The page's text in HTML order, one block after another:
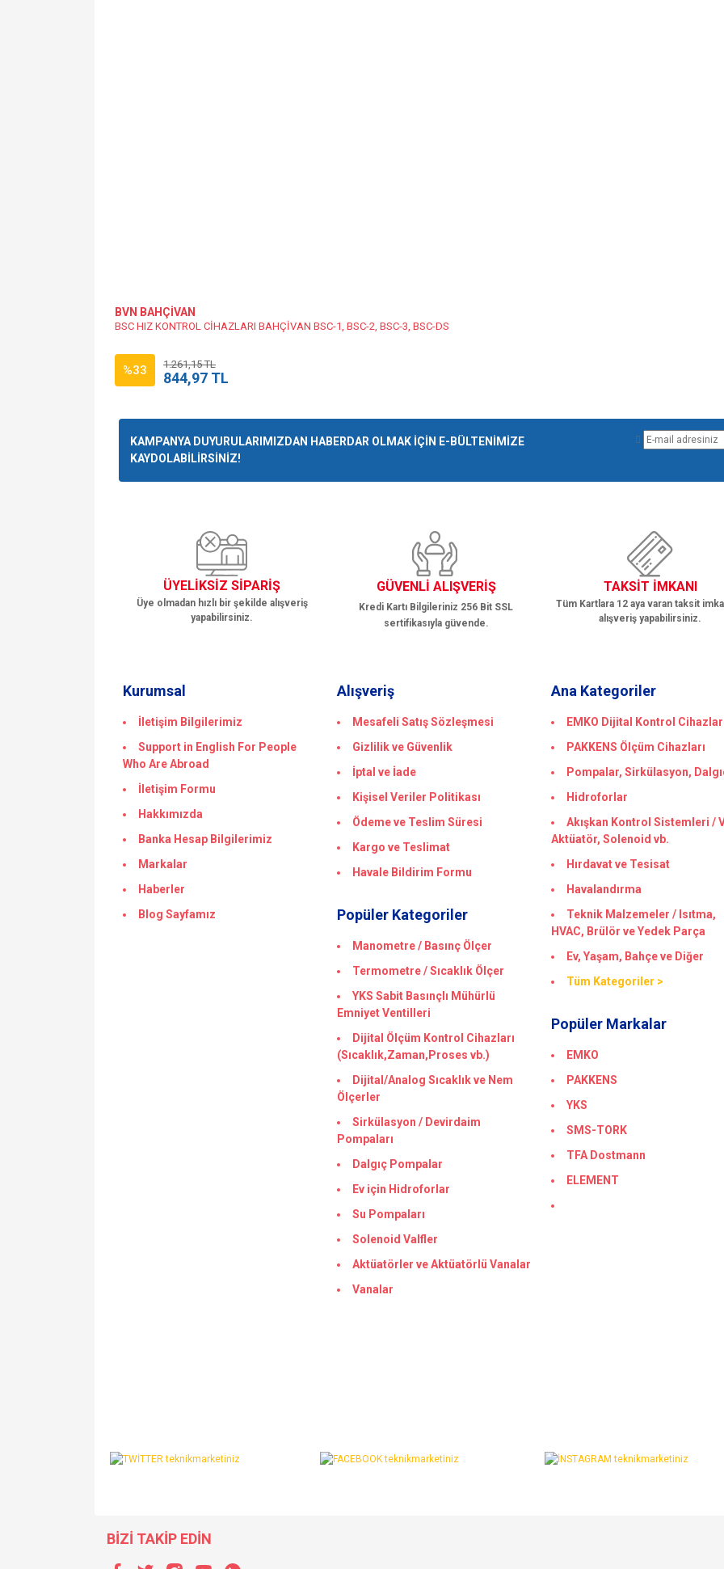
BVN BAHÇİVAN
BSC HIZ KONTROL CİHAZLARI BAHÇİVAN BSC-1, BSC-2, BSC-3, BSC-DS
%33 1.261,15 TL
844,97 TL
KAMPANYA DUYURULARIMIZDAN HABERDAR OLMAK İÇİN E-BÜLTENİMİZE
KAYDOLABİLİRSİNİZ!
ÜYELİKSİZ SİPARİŞ
Üye olmadan hızlı bir şekilde alışveriş
yapabilirsiniz.
GÜVENLİ ALIŞVERİŞ
Kredi Kartı Bilgileriniz 256 Bit SSL
sertifikasıyla güvende.
TAKSİT İMKANI
Tüm Kartlara 12 aya varan taksit
alışveriş yapabilirsiniz.
Kurumsal
İletişim Bilgilerimiz
Support in English For People
Who Are Abroad
İletişim Formu
Hakkımızda
Banka Hesap Bilgilerimiz
Markalar
Haberler
Blog Sayfamız
Alışveriş
Mesafeli Satış Sözleşmesi
Gizlilik ve Güvenlik
İptal ve İade
Kişisel Veriler Politikası
Ödeme ve Teslim Süresi
Kargo ve Teslimat
Havale Bildirim Formu
Popüler Kategoriler
Manometre / Basınç Ölçer
Termometre / Sıcaklık Ölçer
YKS Sabit Basınçlı Mühürlü
Emniyet Ventilleri
Dijital Ölçüm Kontrol Cihazları
(Sıcaklık,Zaman,Proses vb.)
Dijital/Analog Sıcaklık ve Nem
Ölçerler
Sirkülasyon / Devirdaim
Pompaları
Dalgıç Pompalar
Ev için Hidroforlar
Su Pompaları
Solenoid Valfler
Aktüatörler ve Aktüatörlü Vanalar
Vanalar
Ana Kategoriler
EMKO Dijital Kontrol
PAKKENS Ölçüm Cihazları
Pompalar, Sirkülasyon,
Hidroforlar
Akışkan Kontrol Sistemleri /
Aktüatör, Solenoid vb.
Hırdavat ve Tesisat
Havalandırma
Teknik Malzemeler / Isıtma,
HVAC, Brülör ve Yedek Parça
Ev, Yaşam, Bahçe ve Diğer
Tüm Kategoriler >
Popüler Markalar
EMKO
PAKKENS
YKS
SMS-TORK
TFA Dostmann
ELEMENT
BİZİ TAKİP EDİN